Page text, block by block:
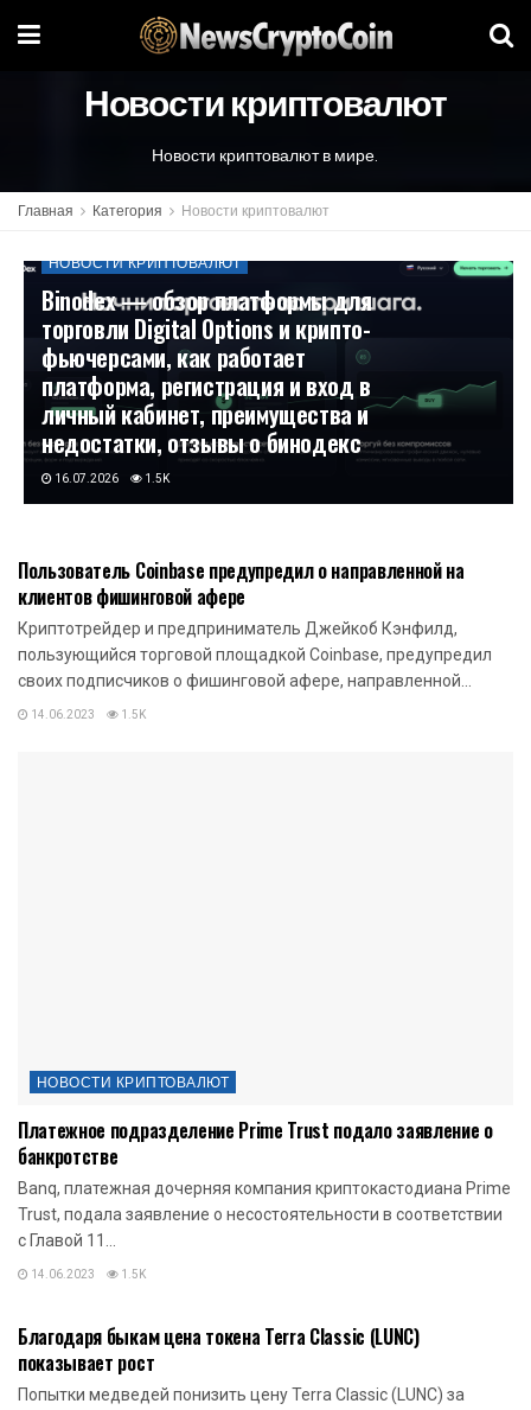
Новости криптовалют
Новости криптовалют в мире.
Главная Категория Новости криптовалют
НОВОСТИ КРИПТОВАЛЮТ
Binodex — обзор платформы для
торговли Digital Options и крипто-
фьючерсами, как работает
платформа, регистрация и вход в
личный кабинет, преимущества и
недостатки, отзывы о бинодекс
16.07.2026 1.5K
Пользователь Coinbase предупредил о направленной на
клиентов фишинговой афере
Криптотрейдер и предприниматель Джейкоб Кэнфилд,
пользующийся торговой площадкой Coinbase, предупредил
своих подписчиков о фишинговой афере, направленной...
14.06.2023 1.5K
НОВОСТИ КРИПТОВАЛЮТ
Платежное подразделение Prime Trust подало заявление о
банкротстве
Banq, платежная дочерняя компания криптокастодиана Prime
Trust, подала заявление о несостоятельности в соответствии
с Главой 11...
14.06.2023 1.5K
Благодаря быкам цена токена Terra Classic (LUNC)
показывает рост
Попытки медведей понизить цену Terra Classic (LUNC) за